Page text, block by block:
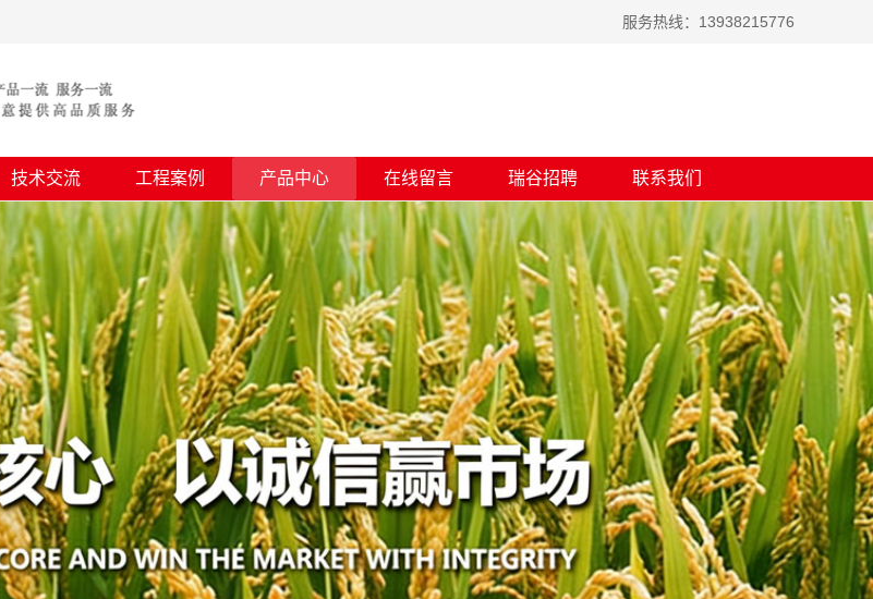
服务热线：13938215776
技术交流 工程案例 产品中心 在线留言 瑞谷招聘 联系我们